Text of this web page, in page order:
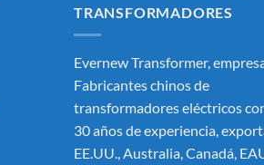
TRANSFORMADORES
Evernew Transformer,
Fabricantes chinos de
transformadores eléctricos
30 años de experiencia,
EE.UU., Australia, Canadá,